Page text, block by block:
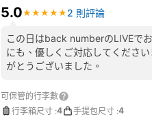
5.0★ ★ ★ ★ ★
★ ★ ★ ★ ★ 2 則評論
この日はback numberのLIVEで
にも、優しくご対応してくださ
がとうございました。
可保管的行李數
行李箱尺寸 :4 手提包尺寸 :4